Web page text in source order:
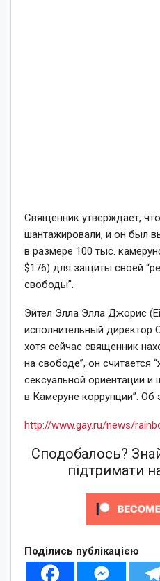
Священник утверждает,
шантажировали, и он был
в размере 100 тыс.
$176) для защиты своей
свободы”.
Эйтел Элла Элла Джорис
исполнительный директор
хотя сейчас священник
на свободе”, он считается
сексуальной ориентации и
в Камеруне коррупции”. Об
http://www.gay.ru/news/
Сподобалось?
підтримати
Поділись публікацією